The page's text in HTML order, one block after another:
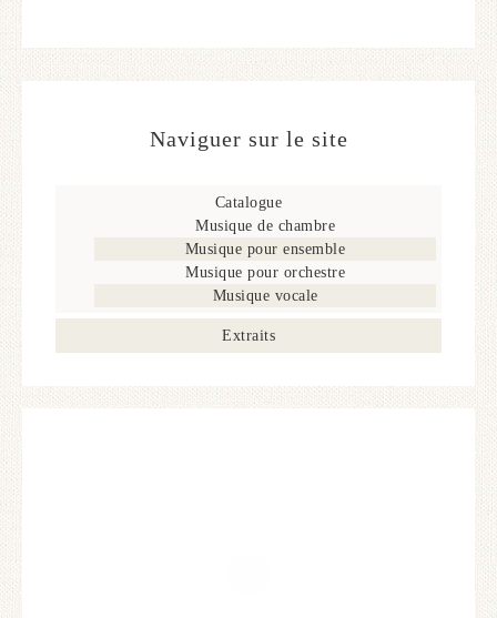
Naviguer sur le site
Catalogue
Musique de chambre
Musique pour ensemble
Musique pour orchestre
Musique vocale
Extraits